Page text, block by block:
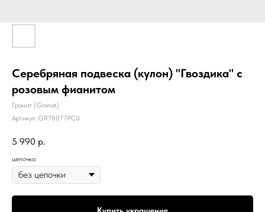
Серебряная подвеска (кулон) "Гвоздика" с
розовым фианитом
Гранат (Granat)
Артикул: GR78077PC0
5 990 р.
цепочка